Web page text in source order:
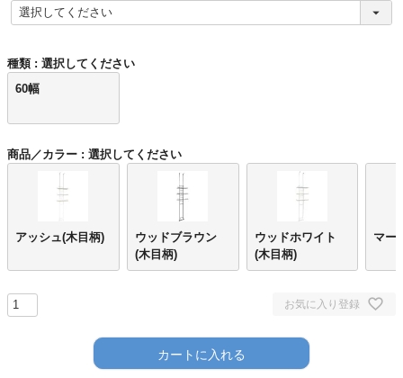
種類
選択してください
60幅
商品／カラー 選択してください
アッシュ(木目柄)
ウッドブラウン
(木目柄)
ウッドホワイト
(木目柄)
マー
お気に入り登録
カートに入れる